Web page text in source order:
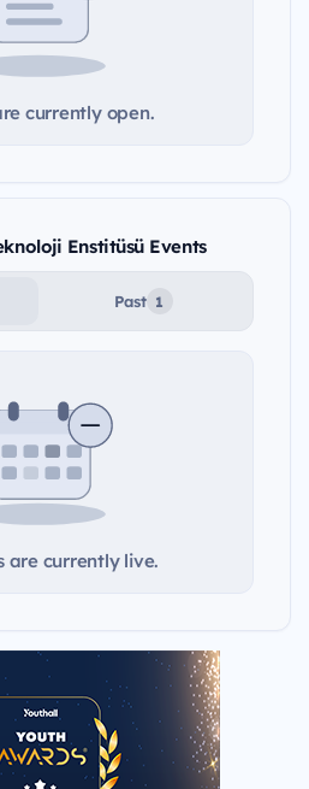
currently open.
Enstitüsü Events
Past 1
are currently live.